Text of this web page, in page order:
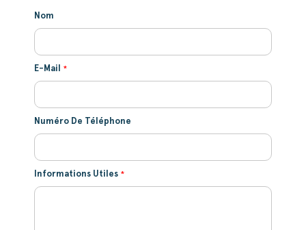
Nom
E-Mail
Numéro De Téléphone
Informations Utiles